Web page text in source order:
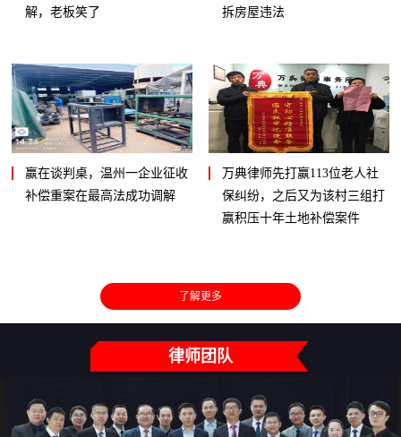
解，老板笑了
拆房屋违法
赢在谈判桌，温州一企业征收
补偿重案在最高法成功调解
万典律师先打赢113位老人社
保纠纷，之后又为该村三组打
赢积压十年土地补偿案件
了解更多
律师团队